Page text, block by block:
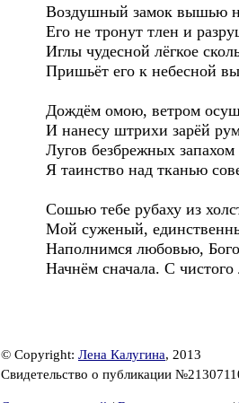
Воздушный замок вышью
Его не тронут тлен и
Иглы чудесной лёгкое
Пришьёт его к небесной
Дождём омою, ветром
И нанесу штрихи зарёй
Лугов безбрежных
Я таинство над тканью
Сошью тебе рубаху из
Мой суженый,
Наполнимся любовью,
Начнём сначала. С чистого
© Copyright: Лена Калугина, 2013
Свидетельство о публикации